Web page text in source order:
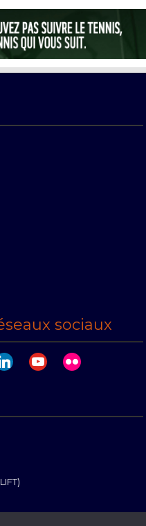
sociaux
youtubeflickr